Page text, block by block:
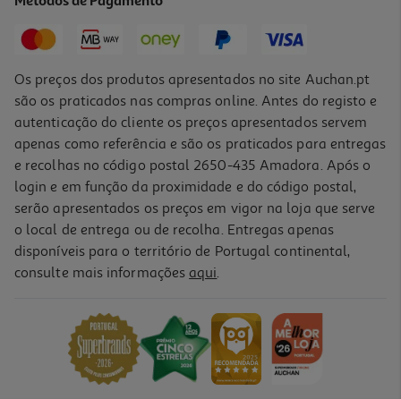
Champagne Pommery Royal Brut 0.75l
52,49 €
Os preços dos produtos apresentados no site Auchan.pt
são os praticados nas compras online. Antes do registo e
autenticação do cliente os preços apresentados servem
apenas como referência e são os praticados para entregas
e recolhas no código postal 2650-435 Amadora. Após o
login e em função da proximidade e do código postal,
serão apresentados os preços em vigor na loja que serve
o local de entrega ou de recolha. Entregas apenas
disponíveis para o território de Portugal continental,
consulte mais informações aqui.